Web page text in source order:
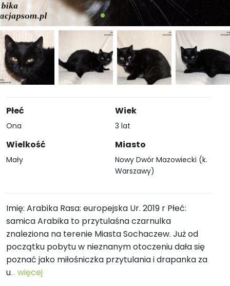
Płeć
Ona
Wielkość
Mały
Wiek
3 lat
Miasto
Nowy Dwór Mazowiecki (k.
Warszawy)
Imię: Arabika Rasa: europejska Ur. 2019 r Płeć:
samica Arabika to przytulaśna czarnulka
znaleziona na terenie Miasta Sochaczew. Już od
początku pobytu w nieznanym otoczeniu dała się
poznać jako miłośniczka przytulania i drapanka za
u... więcej